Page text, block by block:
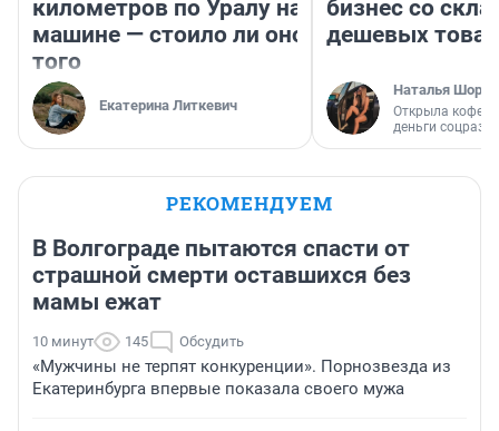
километров по Уралу на
машине — стоило ли оно
того
Екатерина Литкевич
бизнес со
дешевых
Наталья
Открыла
деньги
РЕКОМЕНДУЕМ
В Волгограде пытаются спасти от
страшной смерти оставшихся без
мамы ежат
10 минут 145 Обсудить
«Мужчины не терпят конкуренции». Порнозвезда из
Екатеринбурга впервые показала своего мужа